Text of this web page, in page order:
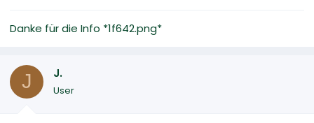
Danke für die Info *1f642.png*
J J.
User